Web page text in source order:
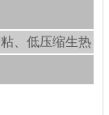
、低压缩生热